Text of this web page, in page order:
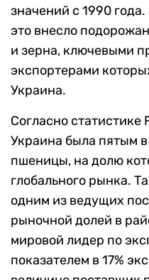
значений с 1990
это внесло
и зерна, ключевыми
экспортерами
Украина.
Согласно статистике
Украина была пятым
пшеницы, на долю
глобального рынка.
одним из ведущих
рыночной долей в
мировой лидер по
показателем в 17%